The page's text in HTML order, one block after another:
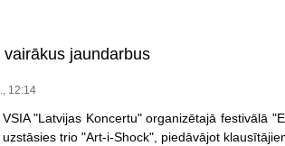
jaundarbus
12:14
VSIA "Latvijas Koncertu" organizētajā festivālā
uzstāsies trio "Art-i-Shock", piedāvājot